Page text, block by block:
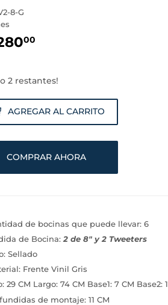
8-G
00
2 restantes!
AGREGAR AL CARRITO
COMPRAR AHORA
de bocinas que puede llevar: 6
de Bocina: 2 de 8" y 2 Tweeters
Sellado
Frente Vinil Gris
29 CM Largo: 74 CM Base1: 7 CM Base2:
de montaje: 11 CM